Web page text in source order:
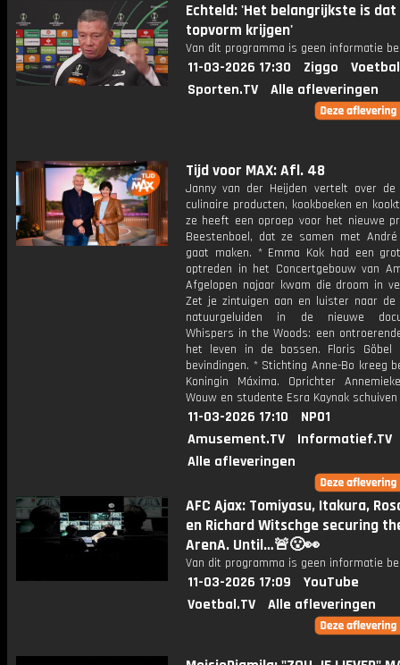
Echteld: 'Het belangrijkste is dat
topvorm krijgen'
Van dit programma is geen informatie
11-03-2026 17:30 Ziggo
Sporten.TV
Alle afleveringen
Tijd voor MAX: Afl. 48
Janny van der Heijden vertelt over de
culinaire producten, kookboeken en
ze heeft een oproep voor het nieuwe
Beestenboel, dat ze samen met
gaat maken. * Emma Kok had een
optreden in het Concertgebouw van
Afgelopen najaar kwam die droom in
Zet je zintuigen aan en luister naar de
natuurgeluiden in de nieuwe
Whispers in the Woods: een
het leven in de bossen. Floris Göbel
bevindingen. * Stichting Anne-Bo kreeg
Koningin Máxima. Oprichter
Wouw en studente Esra Kaynak schuiven
11-03-2026 17:10
NPO1
Amusement.TV
Informatief.TV
Alle afleveringen
AFC Ajax: Tomiyasu, Itakura,
en Richard Witschge securing
ArenA. Until…🚨😮👀
Van dit programma is geen informatie
11-03-2026 17:09
YouTube
Voetbal.TV
Alle afleveringen